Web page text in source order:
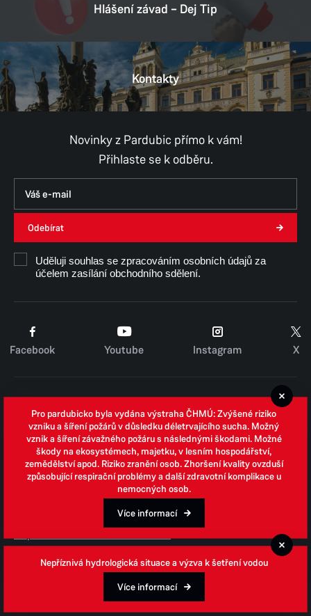
00274046
Provozní doba
Pondělí
8:00–11:00, 12:00–17:00
8:00–11:00, 12:00–17:00
8:00–11:00, 12:00–14:30
Pátek 8:00–11:00, 12:00–15:30
Hlášení závad – Dej Tip
Kontakty
Novinky z Pardubic přímo k vám!
Přihlaste se k odběru.
Odebírat
Uděluji souhlas se zpracováním osobních údajů za
účelem zasílání obchodního sdělení.
Facebook Youtube Instagram X
Zpracování osobních údajů
Whistleblowing
Open data
Povinně zveřejňované informace
Prohlášení o přístupnosti
Odpovědi na žádosti o informace
Jednotné environmentální stanovisko
Pro pardubicko byla vydána výstraha ČHMÚ: Zvýšené riziko
vzniku a šíření požárů v důsledku déletrvajícího sucha. Možný
vznik a šíření závažného požáru s následnými škodami. Možné
škody na ekosystémech, majetku, v lesním hospodářství,
zemědělství apod. Riziko zranění osob. Zhoršení kvality ovzduší
způsobující respirační problémy a další zdravotní komplikace u
nemocných osob.
Více informací
Nepříznivá hydrologická situace a výzva k šetření vodou
Více informací